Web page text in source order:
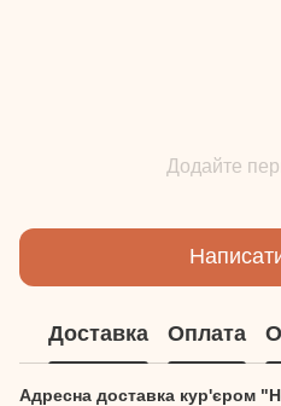
Додайте
Доставка Оплата
Адресна доставка кур'єром